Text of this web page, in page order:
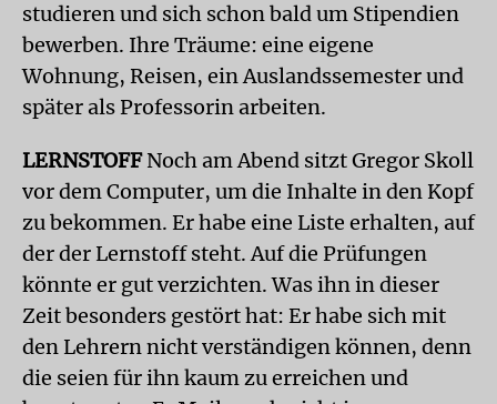
studieren und sich schon bald um Stipendien
bewerben. Ihre Träume: eine eigene
Wohnung, Reisen, ein Auslandssemester und
später als Professorin arbeiten.
LERNSTOFFNoch am Abend sitzt Gregor Skoll
vor dem Computer, um die Inhalte in den Kopf
zu bekommen. Er habe eine Liste erhalten, auf
der der Lernstoff steht. Auf die Prüfungen
könnte er gut verzichten. Was ihn in dieser
Zeit besonders gestört hat: Er habe sich mit
den Lehrern nicht verständigen können, denn
die seien für ihn kaum zu erreichen und